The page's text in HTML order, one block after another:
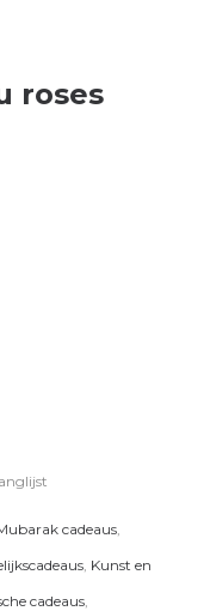
roses
cadeaus,
, Kunst en
cadeaus,